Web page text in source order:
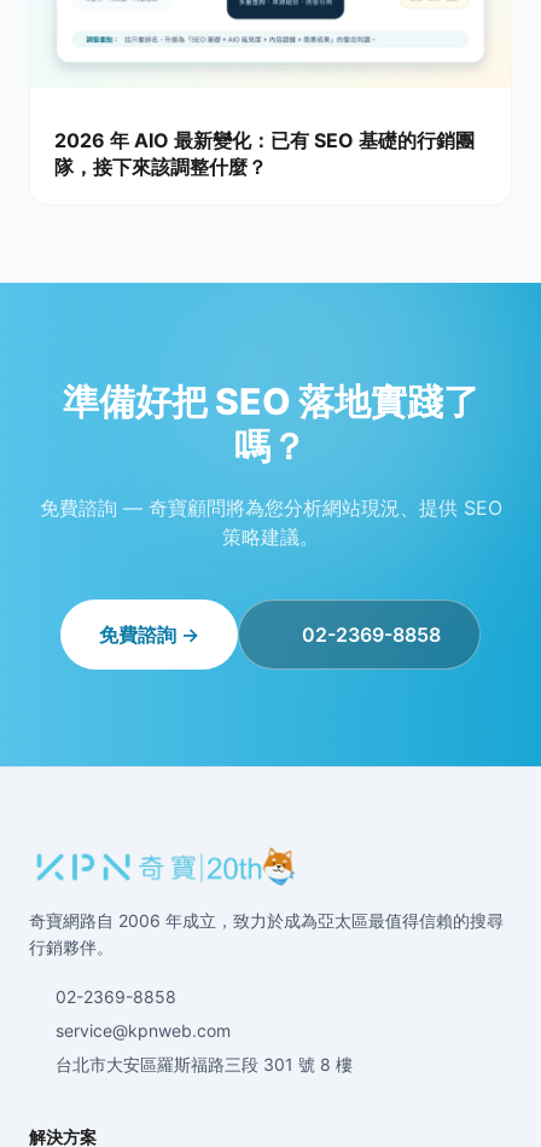
2026 年 AIO 最新變化：已有 SEO 基礎的行銷團
隊，接下來該調整什麼？
準備好把 SEO 落地實踐了
嗎？
免費諮詢 — 奇寶顧問將為您分析網站現況、提供 SEO
策略建議。
免費諮詢 → 02-2369-8858
奇寶網路自 2006 年成立，致力於成為亞太區最值得信賴的搜尋
行銷夥伴。
02-2369-8858
service@kpnweb.com
台北市大安區羅斯福路三段 301 號 8 樓
解決方案